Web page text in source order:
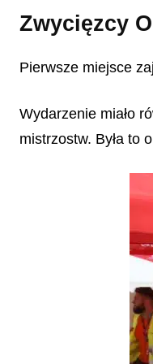
Zwycięzcy
Pierwsze miejsce
Wydarzenie miało
mistrzostw. Była to